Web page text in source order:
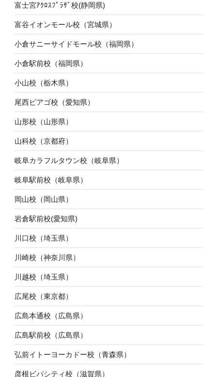
富士宮ｱｸﾛｽﾌﾟﾗｻﾞ校(静岡県)
富谷イオンモール校（宮城県）
小倉サニーサイドモール校（福岡県）
小倉駅前校（福岡県）
小山校（栃木県）
尾西ピアゴ校（愛知県）
山形校（山形県）
山科校（京都府）
岐阜カラフルタウン校（岐阜県）
岐阜駅前校（岐阜県）
岡山校（岡山県）
岩倉駅前校(愛知県)
川口校（埼玉県）
川崎校（神奈川県）
川越校（埼玉県）
広尾校（東京都）
広島本通校（広島県）
広島駅前校（広島県）
弘前イトーヨーカドー校（青森県）
彦根ビバシティ校（滋賀県）